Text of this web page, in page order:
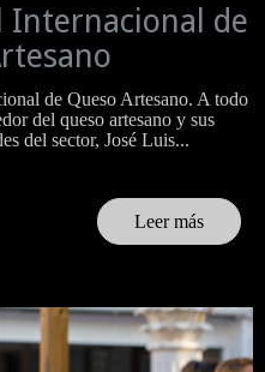
Internacional de
de Queso Artesano. A todo
del queso artesano y sus
del sector, José Luis...
Leer más